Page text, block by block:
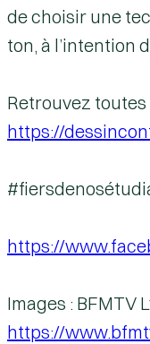
de choisir une
ton, à l’intention
Retrouvez
https://
https://
Images : BFMTV
https://